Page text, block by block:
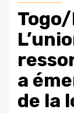
a
de la